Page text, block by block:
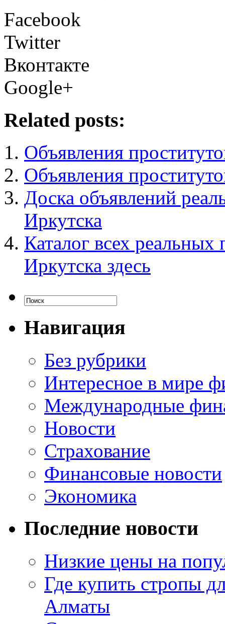
Facebook
Twitter
Вконтакте
Google+
Related posts:
Объявления
Объявления
Доска объявлений
Иркутска
Каталог всех
Иркутска здесь
Навигация
Без рубрики
Интересное в мире
Международные
Новости
Страхование
Финансовые новости
Экономика
Последние новости
Низкие цены на
Где купить стропы
Алматы